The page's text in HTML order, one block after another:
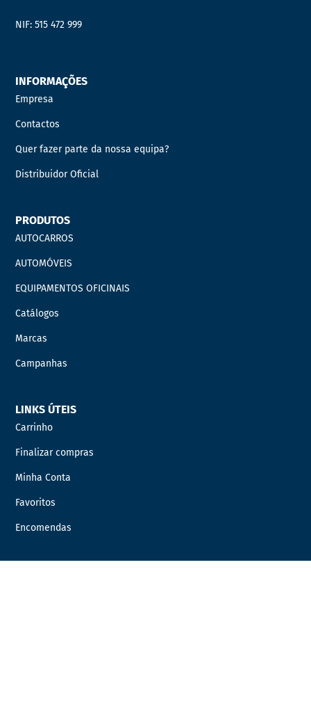
NIF: 515 472 999
INFORMAÇÕES
Empresa
Contactos
Quer fazer parte da nossa equipa?
Distribuidor Oficial
PRODUTOS
AUTOCARROS
AUTOMÓVEIS
EQUIPAMENTOS OFICINAIS
Catálogos
Marcas
Campanhas
LINKS ÚTEIS
Carrinho
Finalizar compras
Minha Conta
Favoritos
Encomendas